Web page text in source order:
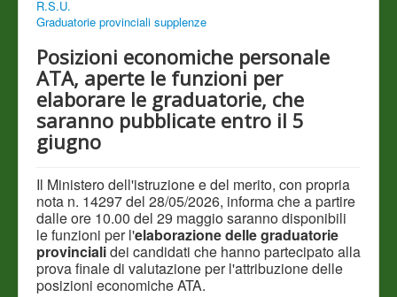
R.S.U.
Graduatorie provinciali supplenze
Posizioni economiche personale
ATA, aperte le funzioni per
elaborare le graduatorie, che
saranno pubblicate entro il 5
giugno
Il Ministero dell'istruzione e del merito, con propria
nota n. 14297 del 28/05/2026, informa che a partire
dalle ore 10.00 del 29 maggio saranno disponibili
le funzioni per l'elaborazione delle graduatorie
provincialidei candidati che hanno partecipato alla
prova finale di valutazione per l'attribuzione delle
posizioni economiche ATA.